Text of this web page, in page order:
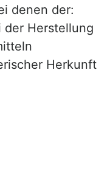
denen der:
der Herstellung
Herkunft